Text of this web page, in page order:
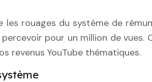
rouages du système de
pour un million de
revenus YouTube thématiques.